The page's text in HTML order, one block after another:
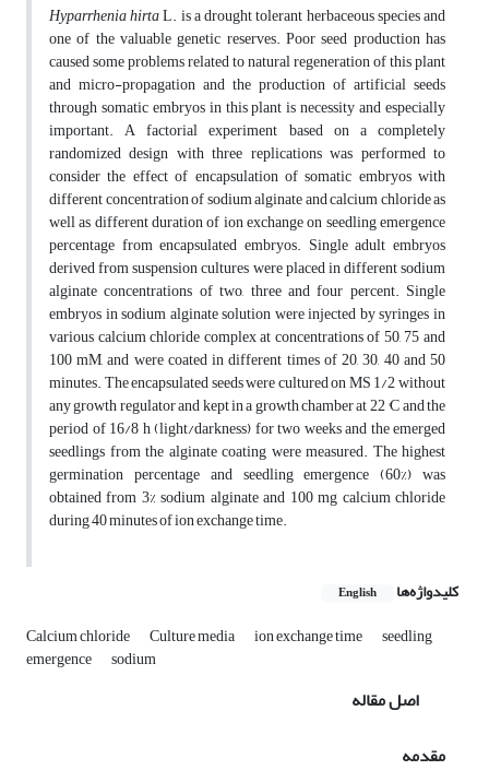
Hyparrhenia hirtaL. is a drought tolerant herbaceous species and
one of the valuable genetic reserves. Poor seed production has
caused some problems related to natural regeneration of this plant
and micro-propagation and the production of artificial seeds
through somatic embryos in this plant is necessity and especially
important. A factorial experiment based on a completely
randomized design with three replications was performed to
consider the effect of encapsulation of somatic embryos with
different concentration of sodium alginate and calcium chloride as
well as different duration of ion exchange on seedling emergence
percentage from encapsulated embryos. Single adult embryos
derived from suspension cultures were placed in different sodium
alginate concentrations of two, three and four percent. Single
embryos in sodium alginate solution were injected by syringes in
various calcium chloride complex at concentrations of 50, 75 and
100 mM, and were coated in different times of 20, 30, 40 and 50
minutes. The encapsulated seeds were cultured on MS 1​​/2 without
any growth regulator and kept in a growth chamber at 22 °C and the
period of 16/8 h (light/darkness) for two weeks and the emerged
seedlings from the alginate coating were measured. The highest
germination percentage and seedling emergence (60%) was
obtained from 3% sodium alginate and 100 mg calcium chloride
during 40 minutes of ion exchange time.
کلیدواژه‌ها English
Calcium chloride Culture media ion exchange time seedling
emergence sodium
اصل مقاله
مقدمه